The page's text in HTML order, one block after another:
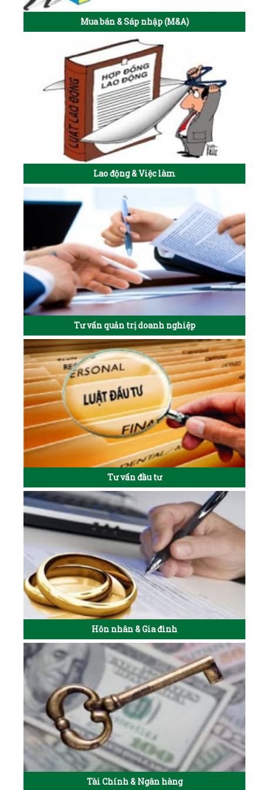
Mua bán & Sáp nhập (M&A)
Lao động & Việc làm
Tư vấn quản trị doanh nghiệp
Tư vấn đầu tư
Hôn nhân & Gia đình
Tài Chính & Ngân hàng